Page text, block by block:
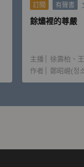
訂閱 有聲書
餘燼裡的尊嚴
主播 徐壽柏
作者
鄭昭峴(정